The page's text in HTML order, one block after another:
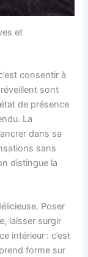
et
consentir à
réveillent sont
de présence
La
dans sa
sans
distingue la
Poser
laisser surgir
intérieur : c’est
forme sur